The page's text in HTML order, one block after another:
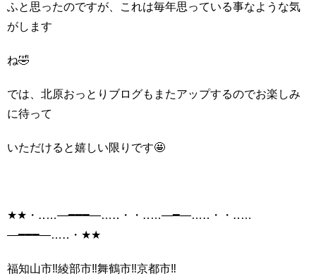
ふと思ったのですが、これは毎年思っている事なような気
がします
ね🤣
では、北原おっとりブログもまたアップするのでお楽しみ
に待って
いただけると嬉しい限りです🤩
★★・‥…―━━━―…‥・・‥…―━―…‥・・‥…
―━━━―…‥・★★
福知山市‼️綾部市‼️舞鶴市‼️京都市‼️